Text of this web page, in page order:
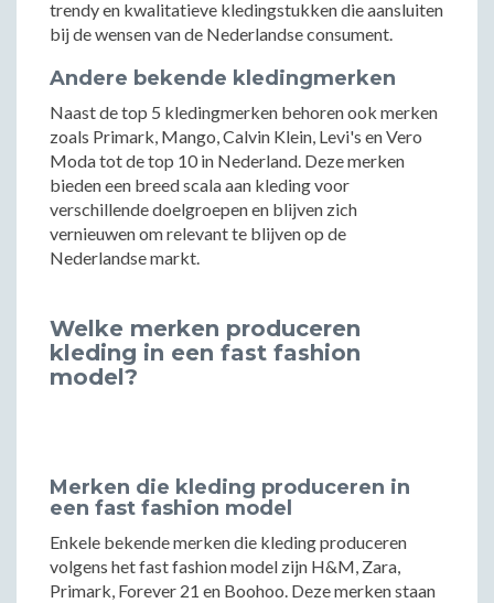
trendy en kwalitatieve kledingstukken die aansluiten
bij de wensen van de Nederlandse consument.
Andere bekende kledingmerken
Naast de top 5 kledingmerken behoren ook merken
zoals Primark, Mango, Calvin Klein, Levi's en Vero
Moda tot de top 10 in Nederland. Deze merken
bieden een breed scala aan kleding voor
verschillende doelgroepen en blijven zich
vernieuwen om relevant te blijven op de
Nederlandse markt.
Welke merken produceren
kleding in een fast fashion
model?
Merken die kleding produceren in
een fast fashion model
Enkele bekende merken die kleding produceren
volgens het fast fashion model zijn H&M, Zara,
Primark, Forever 21 en Boohoo. Deze merken staan